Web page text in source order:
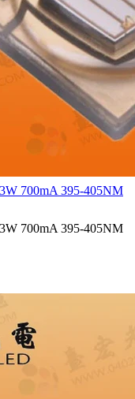
700mA 395-405NM
700mA 395-405NM